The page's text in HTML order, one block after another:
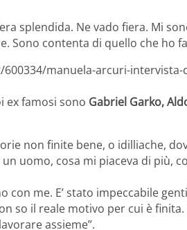
splendida. Ne vado fiera. Mi
Sono contenta di quello che ho
manuela-arcuri-intervista-
ex famosi sono Gabriel Garko,
non finite bene, o idilliache,
uomo, cosa mi piaceva di più,
con me. E’ stato impeccabile
so il reale motivo per cui è finita.
assieme”.